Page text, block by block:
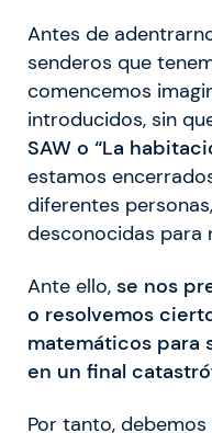
Antes de
senderos que
comencemos
introducidos, sin
SAW o “La
estamos
diferentes
desconocidas para
Ante ello, se nos
o resolvemos
matemáticos para
en un final
Por tanto,